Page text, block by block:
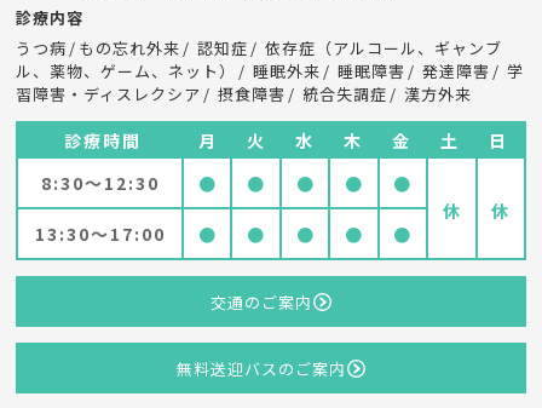
診療内容
うつ病
もの忘れ外来 認知症
依存症（アルコール、ギャンブ
ル、薬物、ゲーム、ネット）
睡眠外来 睡眠障害 発達障害
学
習障害・ディスレクシア
摂食障害 統合失調症 漢方外来
診療時間 月 火 水 木 金 土
日
8:30～12:30
● ● ● ●
●
休
休
13:30～17:00
● ● ● ● ●
交通のご案内
無料送迎バスのご案内